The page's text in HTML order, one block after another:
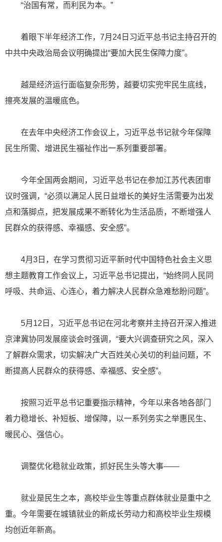
“治国有常，而利民为本。”
着眼下半年经济工作，7月24日习近平总书记主持召开的
中共中央政治局会议明确提出“要加大民生保障力度”。
越是经济运行面临复杂形势，越要切实兜牢民生底线，
擦亮发展的温暖底色。
在去年中央经济工作会议上，习近平总书记就今年保障
民生所需、增进民生福祉作出一系列重要部署。
今年全国两会期间，习近平总书记在参加江苏代表团审
议时强调，“必须以满足人民日益增长的美好生活需要为出发
点和落脚点，把发展成果不断转化为生活品质，不断增强人
民群众的获得感、幸福感、安全感”。
4月3日，在学习贯彻习近平新时代中国特色社会主义思
想主题教育工作会议上，习近平总书记提出，“始终同人民同
呼吸、共命运、心连心，着力解决人民群众急难愁盼问题”。
5月12日，习近平总书记在河北考察并主持召开深入推进
京津冀协同发展座谈会时强调，“要大兴调查研究之风，深入
了解群众需求，切实解决广大百姓关心关切的利益问题，不
断提高人民群众的获得感、幸福感、安全感”。
按照习近平总书记重要指示精神，今年以来各地各部门
着力稳增长、补短板、增保障，以一系列务实之举惠民生、
暖民心、强信心。
调整优化稳就业政策，抓好民生头等大事——
就业是民生之本，高校毕业生等重点群体就业是重中之
重。今年需要在城镇就业的新成长劳动力和高校毕业生规模
均创近年新高。